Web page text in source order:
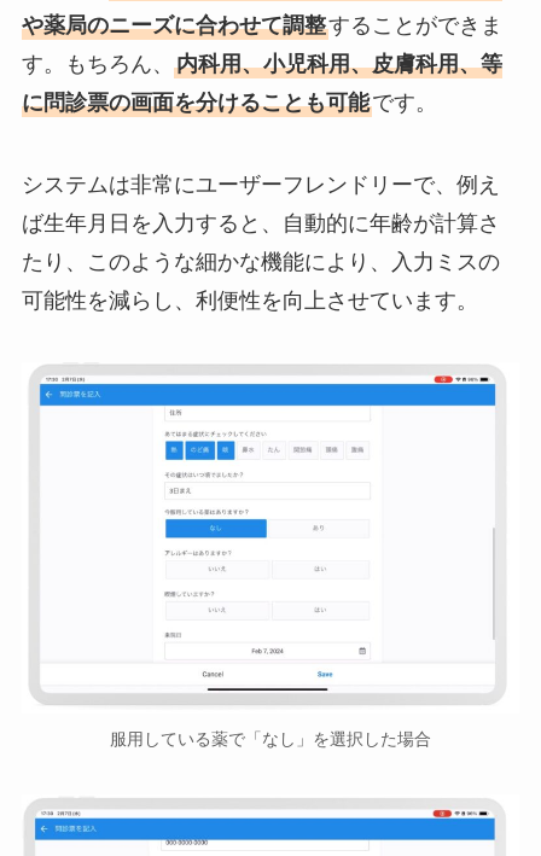
や薬局のニーズに合わせて調整することができま
す。もちろん、 内科用、小児科用、皮膚科用、等
に問診票の画面を分けることも可能です。
システムは非常にユーザーフレンドリーで、例え
ば生年月日を入力すると、自動的に年齢が計算さ
たり、このような細かな機能により、入力ミスの
可能性を減らし、利便性を向上させています。
服用している薬で「なし」を選択した場合